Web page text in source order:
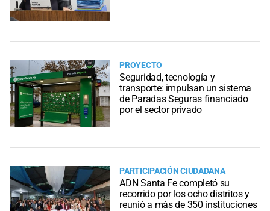
PROYECTO
Seguridad, tecnología y
transporte: impulsan un sistema
de Paradas Seguras financiado
por el sector privado
PARTICIPACIÓN CIUDADANA
ADN Santa Fe completó su
recorrido por los ocho distritos y
reunió a más de 350 instituciones